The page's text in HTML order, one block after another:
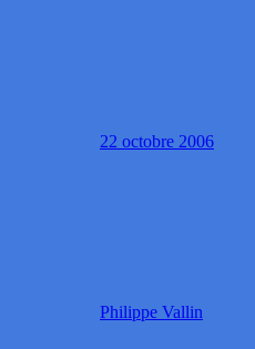
22 octobre 2006
Philippe Vallin